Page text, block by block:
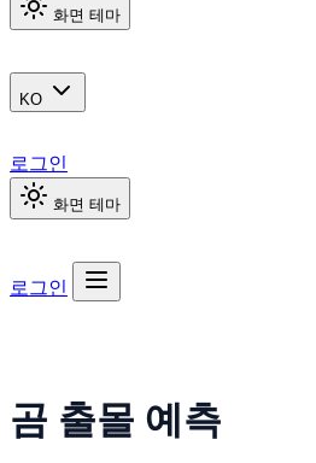
화면 테마
KO
로그인
화면 테마
로그인
곰 출몰 예측